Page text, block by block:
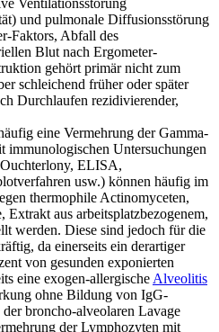
und pulmonale Diffusionsstörung
Faktors, Abfall des
Blut nach Ergometer-
gehört primär nicht zum
schleichend früher oder später
Durchlaufen rezidivierender,
eine Vermehrung der Gamma-
Untersuchungen
ELISA,
usw.) können häufig im
thermophile Actinomyceten,
aus arbeitsplatzbezogenem,
werden. Diese sind jedoch für die
da einerseits ein derartiger
von gesunden exponierten
eine exogen-allergische Alveolitis
ohne Bildung von IgG-
broncho-alveolaren Lavage
der Lymphozyten mit